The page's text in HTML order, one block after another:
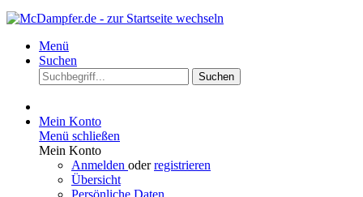
Menü
Suchen
Suchen
Mein Konto
Menü schließen
Mein Konto
Anmelden oderregistrieren
Übersicht
Persönliche Daten